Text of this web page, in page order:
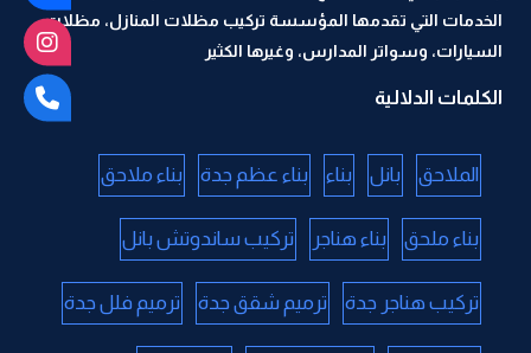
الخدمات التي تقدمها المؤسسة تركيب مظلات المنازل، مظلات
السيارات، وسواتر المدارس، وغيرها الكثير
الكلمات الدلالية
الملاحق بانل بناء بناء عظم جدة بناء ملاحق
بناء ملحق بناء هناجر تركيب ساندوتش بانل
تركيب هناجر جدة ترميم شقق جدة ترميم فلل جدة